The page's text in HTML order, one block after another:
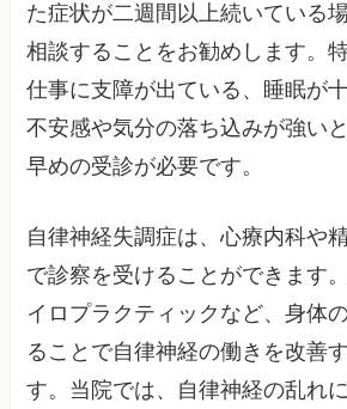
た症状が二週間以上続いている
相談することをお勧めします。
仕事に支障が出ている、睡眠が
不安感や気分の落ち込みが強い
早めの受診が必要です。
自律神経失調症は、心療内科や
で診察を受けることができます
イロプラクティックなど、身体
ることで自律神経の働きを改善
す。当院では、自律神経の乱れ